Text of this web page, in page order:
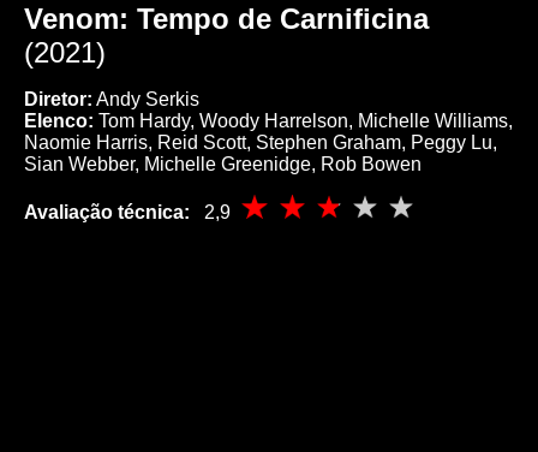
Venom: Tempo de Carnificina
(2021)
Diretor: Andy Serkis
Elenco: Tom Hardy, Woody Harrelson, Michelle Williams,
Naomie Harris, Reid Scott, Stephen Graham, Peggy Lu,
Sian Webber, Michelle Greenidge, Rob Bowen
Avaliação técnica: 2,9